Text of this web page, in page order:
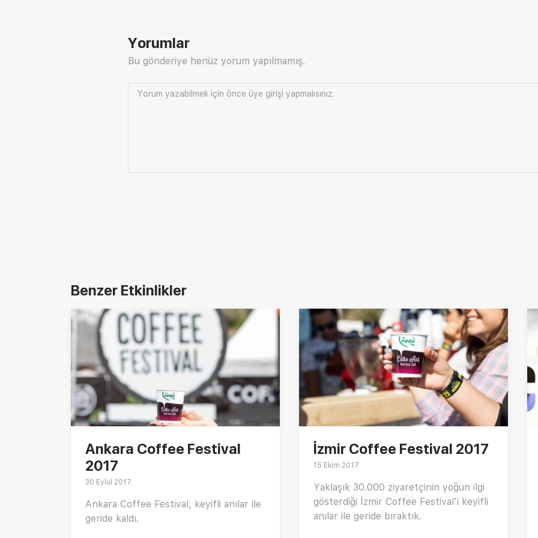
Yorumlar
Bu gönderiye henüz yorum yapılmamış.
Yorum yazabilmek için önce üye girişi yapmalısınız.
Benzer Etkinlikler
Ankara Coffee Festival
2017
30 Eylül 2017
Ankara Coffee Festival, keyifli anılar ile
geride kaldı.
İzmir Coffee Festival 2017
15 Ekim 2017
Yaklaşık 30.000 ziyaretçinin yoğun ilgi
gösterdiği İzmir Coffee Festival'i keyifli
anılar ile geride bıraktık.